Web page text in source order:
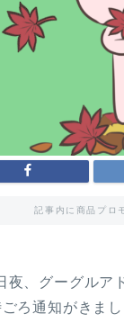
記事内に商品プロ
夜、グーグルア
ろ通知がきま